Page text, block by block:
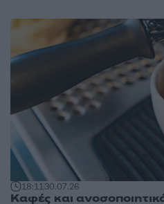
18:1130.07.26
Καφές και